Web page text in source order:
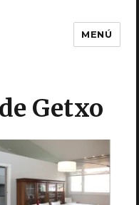
MENÚ
Getxo